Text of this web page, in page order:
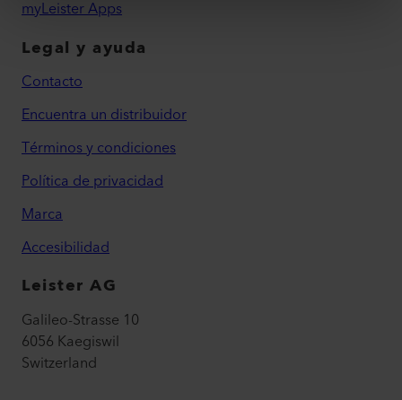
myLeister Apps
Legal y ayuda
Contacto
Encuentra un distribuidor
Términos y condiciones
Política de privacidad
Marca
Accesibilidad
Leister AG
Galileo-Strasse 10
6056 Kaegiswil
Switzerland